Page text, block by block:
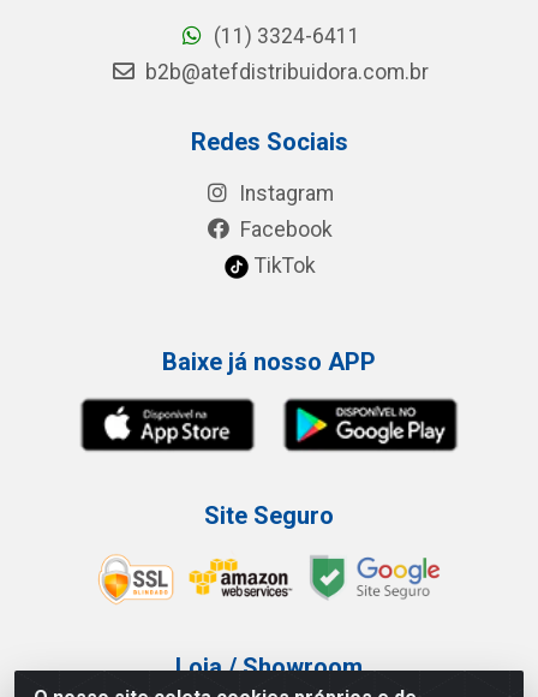
(11) 3324-6411
b2b@atefdistribuidora.com.br
Redes Sociais
Instagram
Facebook
TikTok
Baixe já nosso APP
Site Seguro
Loja / Showroom